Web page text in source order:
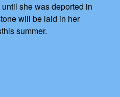
she was deported in
will be laid in her
summer.